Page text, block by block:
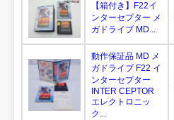
【箱付き】F22イ
ンターセプター メ
ガドライブ MD...
動作保証品 MD メ
ガドライブ F22 イ
ンターセプター
INTER CEPTOR
エレクトロニッ
ク...